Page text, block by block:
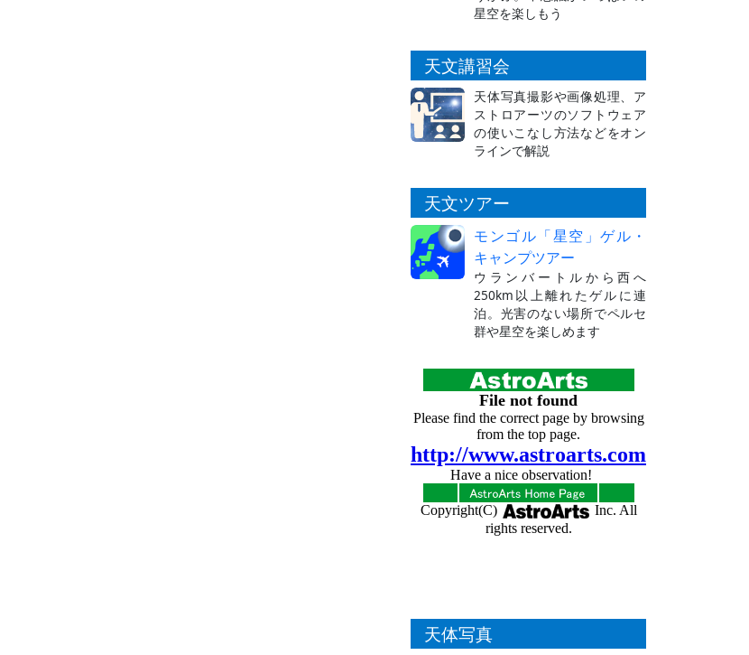
星空を楽しもう
天文講習会
天体写真撮影や画像処理、ア
ストロアーツのソフトウェア
の使いこなし方法などをオン
ラインで解説
天文ツアー
モンゴル「星空」ゲル・
キャンプツアー
ウランバートルから西へ
250km以上離れたゲルに連
泊。光害のない場所でペルセ
群や星空を楽しめます
天体写真